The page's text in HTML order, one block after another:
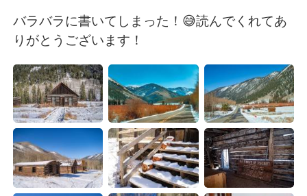
バラバラに書いてしまった！😅読んでくれてあ
りがとうございます！